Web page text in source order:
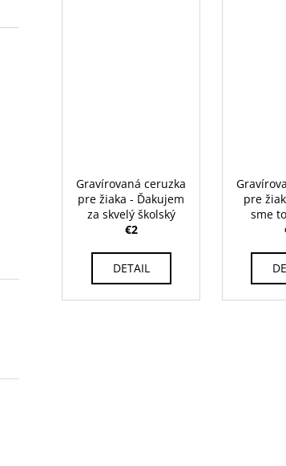
Gravírovaná ceruzka
pre žiaka - Ďakujem
za skvelý školský
rok...
€2
DETAIL
pre
sme